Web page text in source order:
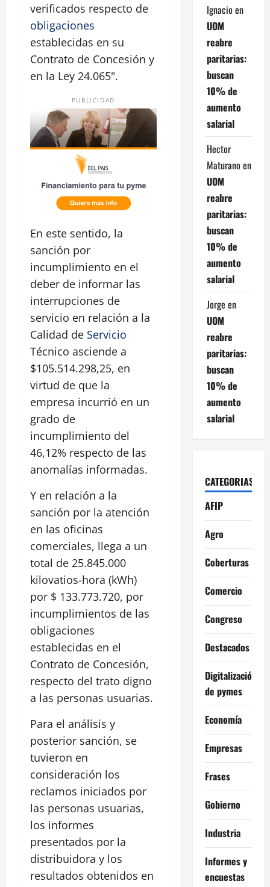
verificados respecto de
obligaciones
establecidas en su
Contrato de Concesión y
en la Ley 24.065".
PUBLICIDAD
En este sentido, la
sanción por
incumplimiento en el
deber de informar las
interrupciones de
servicio en relación a la
Calidad de Servicio
Técnico asciende a
$105.514.298,25, en
virtud de que la
empresa incurrió en un
grado de
incumplimiento del
46,12% respecto de las
anomalías informadas.
Y en relación a la
sanción por la atención
en las oficinas
comerciales, llega a un
total de 25.845.000
kilovatios-hora (kWh)
por $ 133.773.720, por
incumplimientos de las
obligaciones
establecidas en el
Contrato de Concesión,
respecto del trato digno
a las personas usuarias.
Para el análisis y
posterior sanción, se
tuvieron en
consideración los
reclamos iniciados por
las personas usuarias,
los informes
presentados por la
distribuidora y los
resultados obtenidos en
Ignacio en
UOM
reabre
paritarias:
buscan
10% de
aumento
salarial
Hector
Maturano en
UOM
reabre
paritarias:
buscan
10% de
aumento
salarial
Jorge en
UOM
reabre
paritarias:
buscan
10% de
aumento
salarial
CATEGORIAS
AFIP
Agro
Coberturas
Comercio
Congreso
Destacados
Digitalización
de pymes
Economía
Empresas
Frases
Gobierno
Industria
Informes y
encuestas